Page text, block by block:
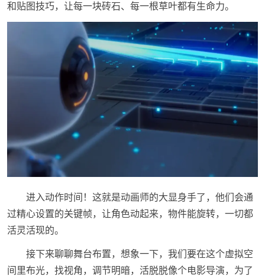
和贴图技巧，让每一块砖石、每一根草叶都有生命力。
进入动作时间！这就是动画师的大显身手了，他们会通
过精心设置的关键帧，让角色动起来，物件能旋转，一切都
活灵活现的。
接下来聊聊舞台布置，想象一下，我们要在这个虚拟空
间里布光，找视角，调节明暗，活脱脱像个电影导演，为了